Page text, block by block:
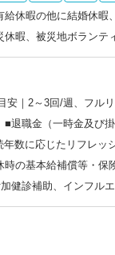
休暇の他に結婚休
暇、被災地ボランテ
安｜2～3回/週、フル
■退職金（一時金及び
数に応じたリフレ
時の基本給補償等・
健診補助、インフル